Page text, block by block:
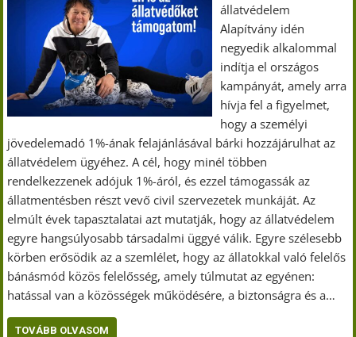
állatvédelem
Alapítvány idén
negyedik alkalommal
indítja el országos
kampányát, amely arra
hívja fel a figyelmet,
hogy a személyi
jövedelemadó 1%-ának felajánlásával bárki hozzájárulhat az
állatvédelem ügyéhez. A cél, hogy minél többen
rendelkezzenek adójuk 1%-áról, és ezzel támogassák az
állatmentésben részt vevő civil szervezetek munkáját. Az
elmúlt évek tapasztalatai azt mutatják, hogy az állatvédelem
egyre hangsúlyosabb társadalmi üggyé válik. Egyre szélesebb
körben erősödik az a szemlélet, hogy az állatokkal való felelős
bánásmód közös felelősség, amely túlmutat az egyénen:
hatással van a közösségek működésére, a biztonságra és a…
TOVÁBB OLVASOM